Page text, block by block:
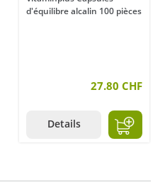
d'équilibre alcalin 100 pièces
27.80 CHF
Details